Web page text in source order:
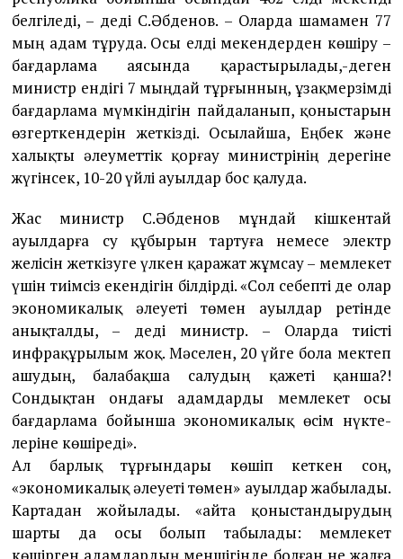
белгіледі, – деді С.Әбденов. – Оларда ша­мамен 77
мың адам тұруда. Осы елді мекен­дер­ден көшіру –
бағдарлама аясында қарасты­рылады,-деген
министр ендігі 7 мыңдай тұр­ғын­ның, ұзақмерзімді
бағдарлама мүмкіндігін пайдаланып, қоныстарын
өзгерткендерін жет­кізді. Осылайша, Еңбек және
халықты әлеуметтік қорғау министрінің дерегіне
жүгінсек, 10-20 үйлі ауылдар бос қалуда.
Жас министр С.Әбденов мұндай кіш­кентай
ауылдарға су құбырын тар­туға немесе электр
желісін жеткізуге үлкен қара­­жат жұмсау – мемлекет
үшін тиімсіз екендігін білдірді. «Сол себепті де олар
экономикалық әлеуеті төмен ауылдар ретінде
анықталды, – деді министр. – Оларда тиісті
инфрақұрылым жоқ. Мәсе­лен, 20 үйге бола мектеп
ашудың, бала­бақша салу­дың қажеті қанша?!
Сондықтан онда­ғы адамдарды мемлекет осы
бағдар­ла­ма бойынша экономикалық өсім нүк­­те­
леріне көшіреді».
Ал барлық тұрғындары көшіп кет­кен соң,
«экономикалық әлеуеті тө­мен» ауылдар жабылады.
Картадан жойылады. «Қайта қоныстандырудың
шарты да осы бо­лып табылады: мем­лекет
көшірген адам­дардың меншігінде болған не жалға